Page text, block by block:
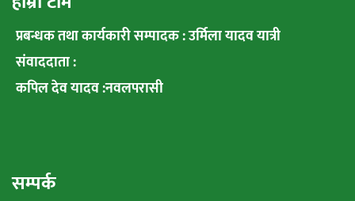
प्रबन्धक तथा कार्यकारी सम्पादक : उर्मिला यादव यात्री
संवाददाता :
कपिल देव यादव :नवलपरासी
सम्पर्क